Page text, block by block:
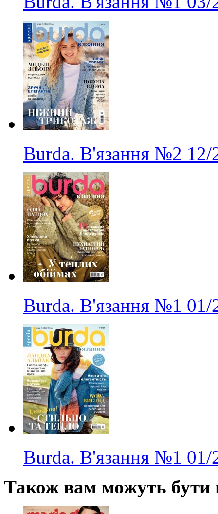
Burda. В'язання №2 12/
Burda. В'язання №1 01/
Burda. В'язання №1 01/
Також вам можуть бути